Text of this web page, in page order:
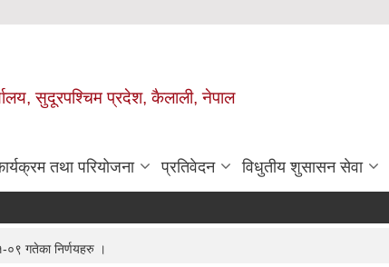
सुदूरपश्चिम प्रदेश, कैलाली, नेपाल
तथा परियोजना प्रतिवेदन विधुतीय शुसासन सेवा
०९ गतेका निर्णयहरु ।